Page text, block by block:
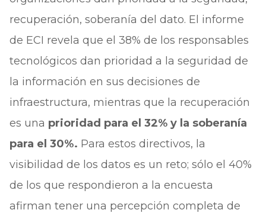
recuperación, soberanía del dato. El informe
de ECI revela que el 38% de los responsables
tecnológicos dan prioridad a la seguridad de
la información en sus decisiones de
infraestructura, mientras que la recuperación
es una prioridad para el 32% y la soberanía
para el 30%. Para estos directivos, la
visibilidad de los datos es un reto; sólo el 40%
de los que respondieron a la encuesta
afirman tener una percepción completa de